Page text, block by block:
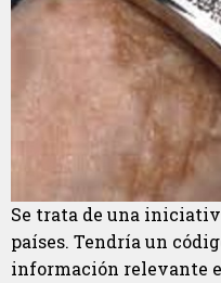
Se trata de una
países. Tendría un
información relevante